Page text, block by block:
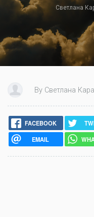
Светлана
By Светлана
FACEBOOK
EMAIL